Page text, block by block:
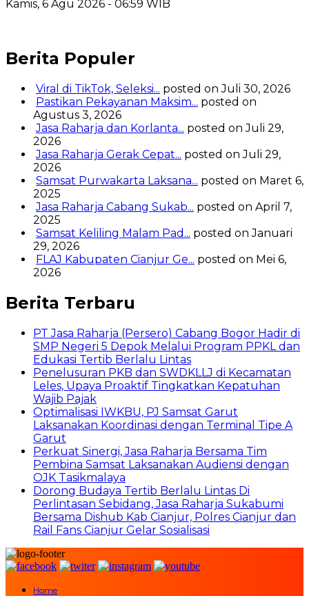
Kamis, 6 Agu 2026 - 06:59 WIB
Berita Populer
Viral di TikTok, Seleksi... posted on Juli 30, 2026
Pastikan Pekayanan Maksim... posted on
Agustus 3, 2026
Jasa Raharja dan Korlanta... posted on Juli 29,
2026
Jasa Raharja Gerak Cepat... posted on Juli 29,
2026
Samsat Purwakarta Laksana... posted on Maret 6,
2025
Jasa Raharja Cabang Sukab... posted on April 7,
2025
Samsat Keliling Malam Pad... posted on Januari
29, 2026
FLAJ Kabupaten Cianjur Ge... posted on Mei 6,
2026
Berita Terbaru
PT Jasa Raharja (Persero) Cabang Bogor Hadir di
SMP Negeri 5 Depok Melalui Program PPKL dan
Edukasi Tertib Berlalu Lintas
Penelusuran PKB dan SWDKLLJ di Kecamatan
Leles, Upaya Proaktif Tingkatkan Kepatuhan
Wajib Pajak
Optimalisasi IWKBU, PJ Samsat Garut
Laksanakan Koordinasi dengan Terminal Tipe A
Garut
Perkuat Sinergi, Jasa Raharja Bersama Tim
Pembina Samsat Laksanakan Audiensi dengan
OJK Tasikmalaya
Dorong Budaya Tertib Berlalu Lintas Di
Perlintasan Sebidang, Jasa Raharja Sukabumi
Bersama Dishub Kab Cianjur, Polres Cianjur dan
Rail Fans Cianjur Gelar Sosialisasi
Home